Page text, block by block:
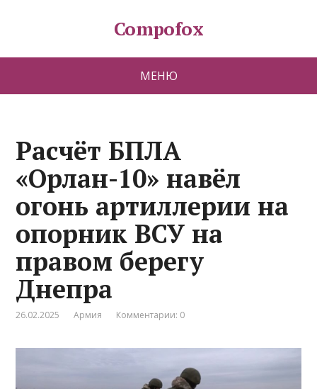
Compofox
МЕНЮ
Расчёт БПЛА
«Орлан-10» навёл
огонь артиллерии на
опорник ВСУ на
правом берегу
Днепра
26.02.2025 Армия Комментарии: 0